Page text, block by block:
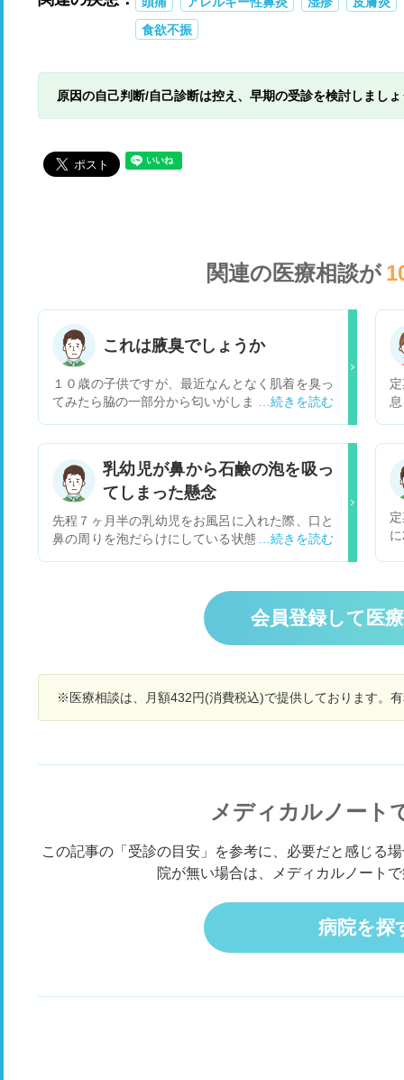
食欲不振
原因の自己判断/自己診断は控え、早期の受診を検討しましょ
関連の医療相談が
これは腋臭でしょうか
１０歳の子供ですが、最近なんとなく肌着を臭っ
てみたら脇の一部分から匂いがしました。 日頃か
のような酸っぱいような、甘いような、なんとも
言えません。だた臭すぎて匂えないと言う事はあ
いません。風呂上がりに脇など匂っても無臭で
す。 まだ脇毛も生えてなく発育が早いといった感
じでもないのですが、ただの体臭なんでしょう
か？ シミもなく洗濯すると匂いはとれます。 た
だ耳はアメ耳でねちゃねちゃで取れないことはな
く耳掻きで取れますが柔らかいです。 また腋臭の
ました、思春期に特に活発にと聞きましたが、思
春期には誰でも多少は腋臭の様な匂いがする可能
性があるんでしょうか？ 腋臭はその中で特に匂い
だそこまで気にする必要はないでしょうか？ 私も
たら中学生の時に汗？ワキガ？みたいな匂いがし
た、妻も高校時代からの知り合いですが匂いが気
になったことはないと言われています。軽いワキ
性
うか… 原因
乳幼児が鼻から石鹸の泡を吸っ
てしまった懸念
先程７ヶ月半の乳幼児をお風呂に入れた際、口と
鼻の周りを泡だらけにしている状態で泣き出した
そうに大泣きしていました。 泣いている最中は、
心なしか異物を飲み込みたがっている際の嗚咽の
様な仕草、手を動かし喉を掻く様な仕草も見られ
ました。 ひとまず落ち着いた様ですが、普段あま
め、心配してしまっております。 なお一回目の泣
き出し方は、普段もよくする泣き出し方であり、
ているのですが、いかがでしょうか。 その他、懸
です、よろしくお願いいたします。
会員登録して医
※医療相談は、月額432円(消費税込)で提供しております。
メディカルノート
この記事の「受診の目安」を参考に、必要だと感じる
院が無い場合は、メディカルノート
病院を探